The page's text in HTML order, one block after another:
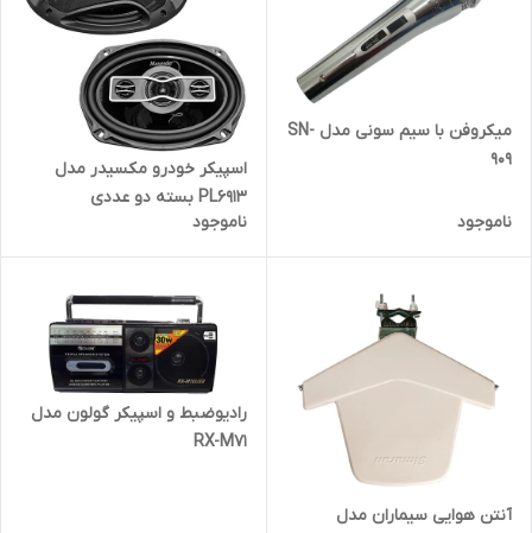
میکروفن با سیم سونی مدل SN-
909
ناموجود
اسپیکر خودرو مکسیدر مدل
PL6913 بسته دو عددی
ناموجود
آنتن هوایی سیماران مدل
رادیوضبط و اسپیکر گولون مدل
RX-M71